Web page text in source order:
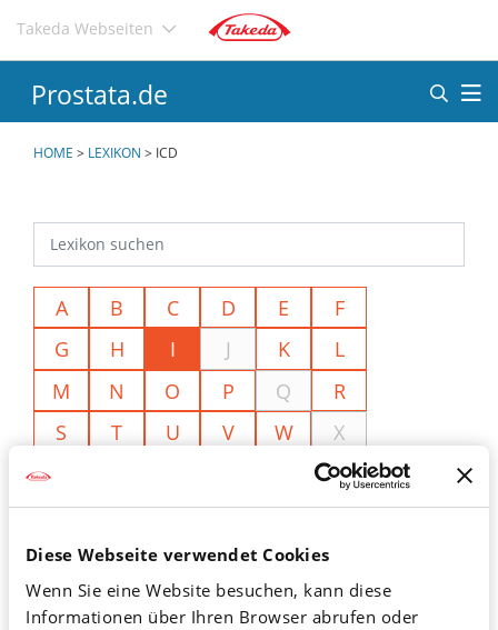
Diese Webseite verwendet Cookies
Wenn Sie eine Website besuchen, kann diese
Informationen über Ihren Browser abrufen oder
Direkt
Inhalt
Takeda Webseiten
Prostata.de
HOME > LEXIKON > ICD
ICD
A B C D E
F
G
H I J K
L
M
N O P Q
R
S
T U V W
X
<